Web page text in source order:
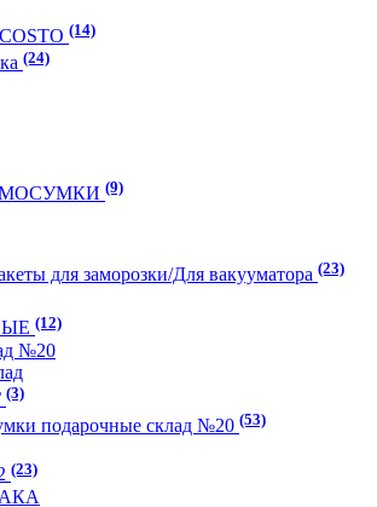
(14)
(24)
(9)
для заморозки/Для вакууматора (23)
(12)
№20
(3)
подарочные склад №20 (53)
(23)